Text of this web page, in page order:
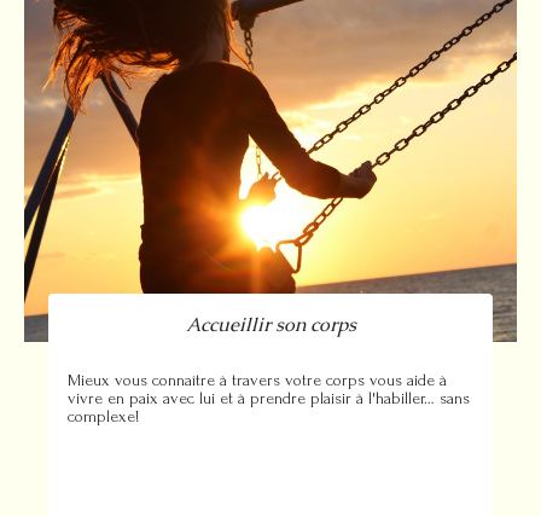
Accueillir son corps
Mieux vous connaître à travers votre corps vous aide à
vivre en paix avec lui et à prendre plaisir à l'habiller… sans
complexe!